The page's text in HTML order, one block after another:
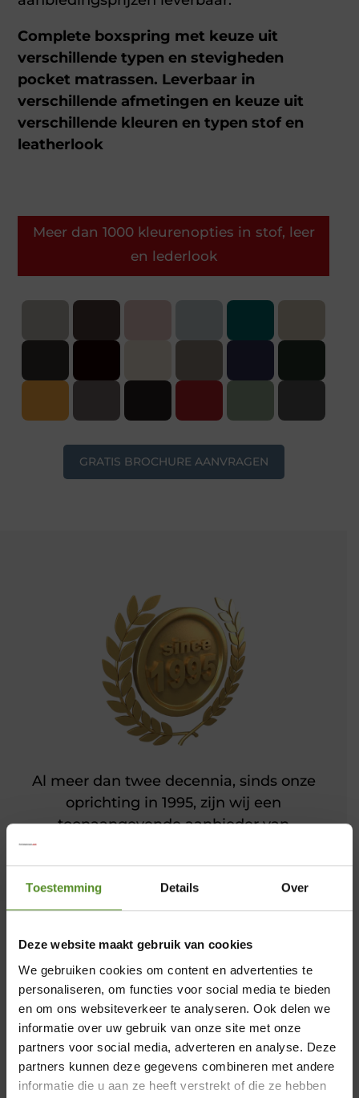
Toestemming Details Over
Deze website maakt gebruik van cookies
We gebruiken cookies om content en advertenties te
personaliseren, om functies voor social media te bieden
en om ons websiteverkeer te analyseren. Ook delen we
informatie over uw gebruik van onze site met onze
partners voor social media, adverteren en analyse. Deze
partners kunnen deze gegevens combineren met andere
informatie die u aan ze heeft verstrekt of die ze hebben
Complete boxspring met keuze uit
verschillende typen en stevigheden
pocket matrassen. Leverbaar in
verschillende afmetingen en keuze uit
verschillende kleuren en typen stof en
leatherlook
Meer dan 1000 kleurenopties in stof, leer
en lederlook
GRATIS BROCHURE AANVRAGEN
Al meer dan twee decennia, sinds onze
oprichting in 1995, zijn wij een
toonaangevende aanbieder van
slaapcomfort. Een hoogtepunt in onze
geschiedenis is de ontwikkeling van het
ErkendMatras®, ons kroonjuweel, dat door
de jaren heen talloze innovaties en
ongeëvenaarde perfectie heeft bereikt. Als
trotse officiële partner van ErkendMatras
biedt Merkmatrassen niet alleen
producten van topkwaliteit, maar ook een
uitmuntende klantenservice en
uitstekende nazorg.
×